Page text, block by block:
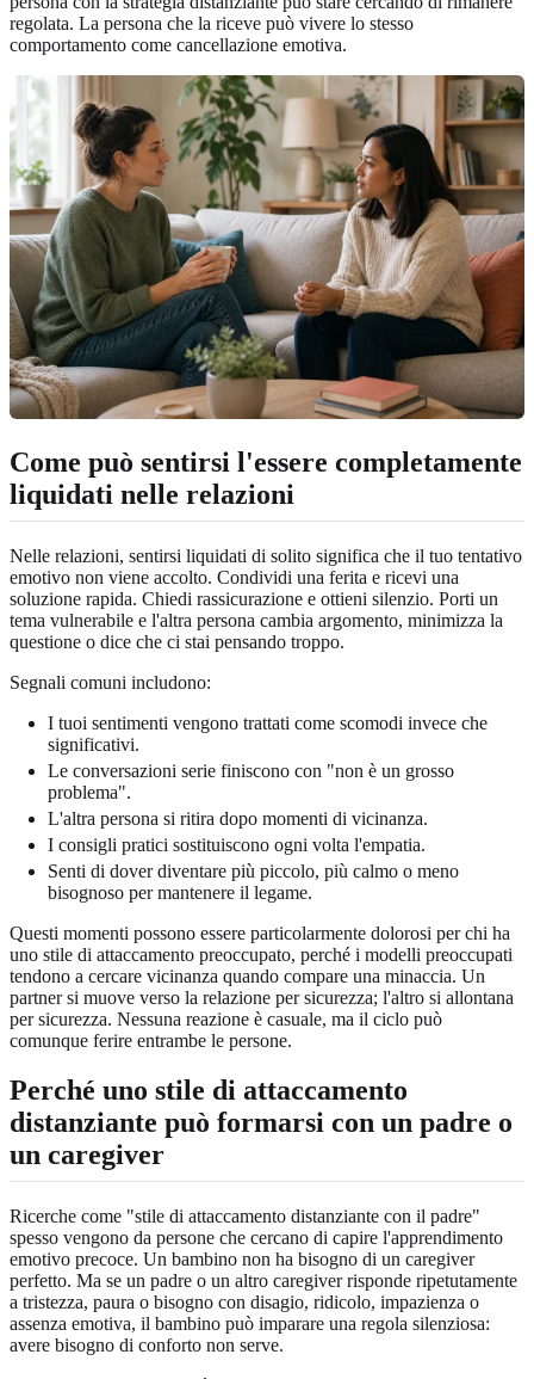
regolata. La persona che la riceve può vivere lo stesso
comportamento come cancellazione emotiva.
Come può sentirsi l'essere completamente
liquidati nelle relazioni
Nelle relazioni, sentirsi liquidati di solito significa che il tuo tentativo
emotivo non viene accolto. Condividi una ferita e ricevi una
soluzione rapida. Chiedi rassicurazione e ottieni silenzio. Porti un
tema vulnerabile e l'altra persona cambia argomento, minimizza la
questione o dice che ci stai pensando troppo.
Segnali comuni includono:
I tuoi sentimenti vengono trattati come scomodi invece che
significativi.
Le conversazioni serie finiscono con "non è un grosso
problema".
L'altra persona si ritira dopo momenti di vicinanza.
I consigli pratici sostituiscono ogni volta l'empatia.
Senti di dover diventare più piccolo, più calmo o meno
bisognoso per mantenere il legame.
Questi momenti possono essere particolarmente dolorosi per chi ha
uno stile di attaccamento preoccupato, perché i modelli preoccupati
tendono a cercare vicinanza quando compare una minaccia. Un
partner si muove verso la relazione per sicurezza; l'altro si allontana
per sicurezza. Nessuna reazione è casuale, ma il ciclo può
comunque ferire entrambe le persone.
Perché uno stile di attaccamento
distanziante può formarsi con un padre o
un caregiver
Ricerche come "stile di attaccamento distanziante con il padre"
spesso vengono da persone che cercano di capire l'apprendimento
emotivo precoce. Un bambino non ha bisogno di un caregiver
perfetto. Ma se un padre o un altro caregiver risponde ripetutamente
a tristezza, paura o bisogno con disagio, ridicolo, impazienza o
assenza emotiva, il bambino può imparare una regola silenziosa:
avere bisogno di conforto non serve.